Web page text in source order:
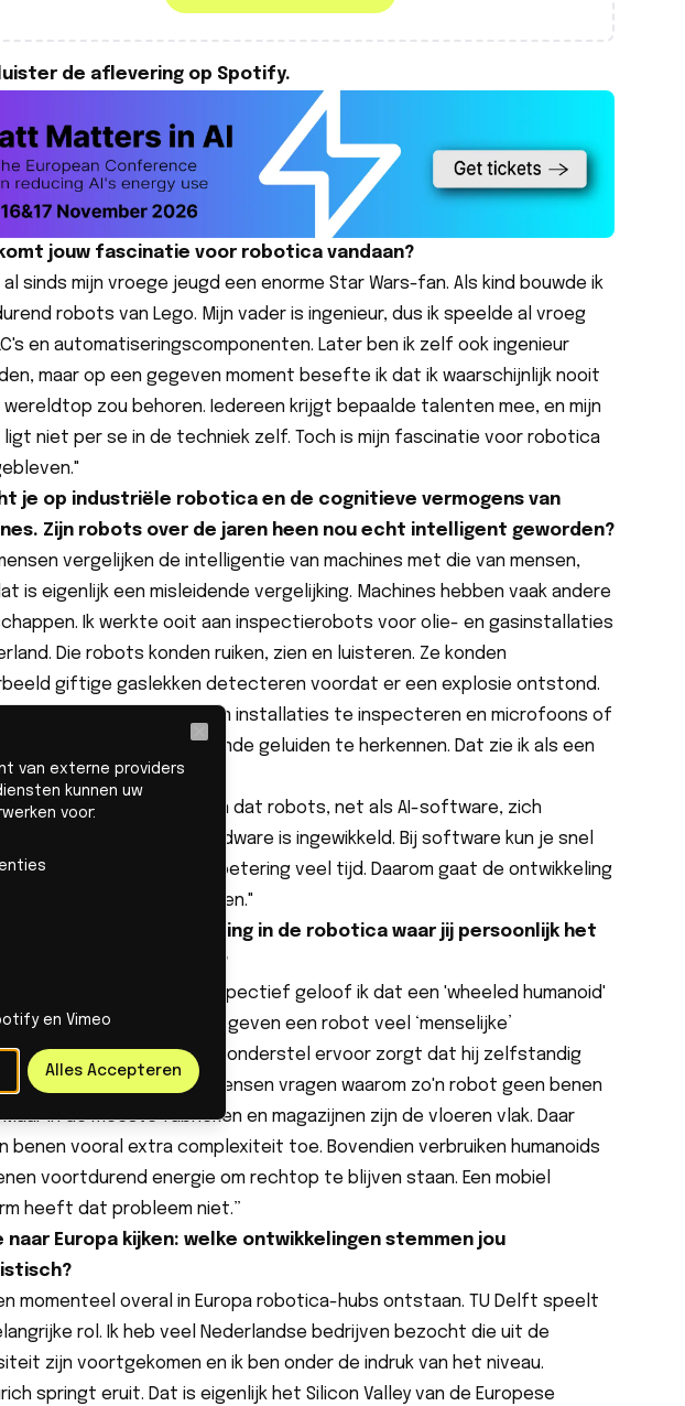
de aflevering op Spotify.
jouw fascinatie voor robotica vandaan?
al sinds mijn vroege jeugd een enorme Star Wars-fan. Als kind bouwde ik
robots van Lego. Mijn vader is ingenieur, dus ik speelde al vroeg
en automatiseringscomponenten. Later ben ik zelf ook ingenieur
maar op een gegeven moment besefte ik dat ik waarschijnlijk nooit
zou behoren. Iedereen krijgt bepaalde talenten mee, en mijn
ligt niet per se in de techniek zelf. Toch is mijn fascinatie voor robotica
je op industriële robotica en de cognitieve vermogens van
Zijn robots over de jaren heen nou echt intelligent geworden?
vergelijken de intelligentie van machines met die van mensen,
is eigenlijk een misleidende vergelijking. Machines hebben vaak andere
Ik werkte ooit aan inspectierobots voor olie- en gasinstallaties
Die robots konden ruiken, zien en luisteren. Ze konden
giftige gaslekken detecteren voordat er een explosie ontstond.
computer vision om installaties te inspecteren en microfoons of
camera's om afwijkende geluiden te herkennen. Dat zie ik als een
cognitieve capaciteit.
verwachten mensen dat robots, net als AI-software, zich
ontwikkelen. Maar hardware is ingewikkeld. Bij software kun je snel
bij robots kost elke verbetering veel tijd. Daarom gaat de ontwikkeling
snel dan veel mensen hopen."
een bepaalde ontwikkeling in de robotica waar jij persoonlijk het
enthousiast over bent?
technisch én zakelijk perspectief geloof ik dat een 'wheeled humanoid'
heeft. Twee armen geven een robot veel ‘menselijke’
terwijl een mobiel onderstel ervoor zorgt dat hij zelfstandig
naar B kan bewegen. Veel mensen vragen waarom zo'n robot geen benen
in de meeste fabrieken en magazijnen zijn de vloeren vlak. Daar
benen vooral extra complexiteit toe. Bovendien verbruiken humanoids
voortdurend energie om rechtop te blijven staan. Een mobiel
heeft dat probleem niet.”
naar Europa kijken: welke ontwikkelingen stemmen jou
momenteel overal in Europa robotica-hubs ontstaan. TU Delft speelt
rol. Ik heb veel Nederlandse bedrijven bezocht die uit de
zijn voortgekomen en ik ben onder de indruk van het niveau.
springt eruit. Dat is eigenlijk het Silicon Valley van de Europese
van externe providers
kunnen uw
voor:
en Vimeo
Alles Accepteren
Close